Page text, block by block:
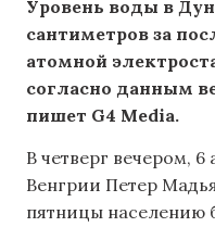
Уровень воды в
сантиметров за
атомной
согласно данным
пишет G4 Media.
В четверг вечером,
Венгрии Петер
пятницы населению